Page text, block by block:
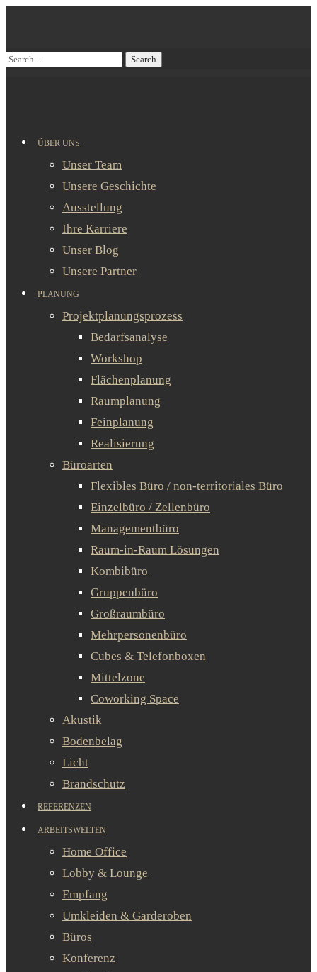
ÜBER UNS
Unser Team
Unsere Geschichte
Ausstellung
Ihre Karriere
Unser Blog
Unsere Partner
PLANUNG
Projektplanungsprozess
Bedarfsanalyse
Workshop
Flächenplanung
Raumplanung
Feinplanung
Realisierung
Büroarten
Flexibles Büro / non-territoriales Büro
Einzelbüro / Zellenbüro
Managementbüro
Raum-in-Raum Lösungen
Kombibüro
Gruppenbüro
Großraumbüro
Mehrpersonenbüro
Cubes & Telefonboxen
Mittelzone
Coworking Space
Akustik
Bodenbelag
Licht
Brandschutz
REFERENZEN
ARBEITSWELTEN
Home Office
Lobby & Lounge
Empfang
Umkleiden & Garderoben
Büros
Konferenz